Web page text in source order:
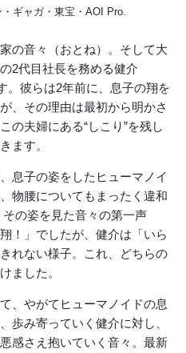
ギャガ・東宝・AOI Pro.
の音々（おとね）。そして大
2代目社長を務める健介
。彼らは2年前に、息子の翔を
、その理由は最初から明かさ
の夫婦にある“しこり”を残し
ます。
息子の姿をしたヒューマノイ
物腰についてもまったく違和
の姿を見た音々の第一声
！」でしたが、健介は「いら
れない様子。これ、どちらの
ました。
、やがてヒューマノイドの息
歩み寄っていく健介に対し、
感さえ抱いていく音々。最新